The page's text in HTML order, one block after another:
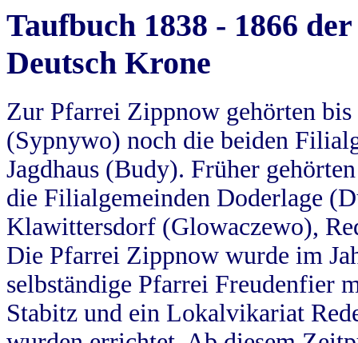
Taufbuch 1838 - 1866
Deutsch Krone
Zur Pfarrei Zippnow gehörten
(Sypnywo) noch die beiden
Jagdhaus (Budy). Früher
die Filialgemeinden Doderlage
Klawittersdorf (Glowaczewo),
Die Pfarrei Zippnow wurde im
selbständige Pfarrei Freudenfier
Stabitz und ein Lokalvikariat